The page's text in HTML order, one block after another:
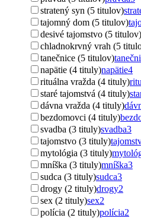
stratený syn (5 titulov)
tajomný dom (5 titulov)
desivé tajomstvo (5 titulov)
chladnokrvný vrah (5
tanečnice (5 titulov)
napätie (4 tituly)napätie4
rituálna vražda (4 tituly)
staré tajomstvá (4 tituly)
dávna vražda (4 tituly)
bezdomovci (4 tituly)
svadba (3 tituly)svadba3
tajomstvo (3 tituly)
mytológia (3 tituly)
mníška (3 tituly)mníška3
sudca (3 tituly)sudca3
drogy (2 tituly)drogy2
sex (2 tituly)sex2
polícia (2 tituly)polícia2